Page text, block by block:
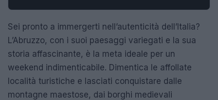
Sei pronto a immergerti nell’autenticità dell’Italia?
L’Abruzzo, con i suoi paesaggi variegati e la sua
storia affascinante, è la meta ideale per un
weekend indimenticabile. Dimentica le affollate
località turistiche e lasciati conquistare dalle
montagne maestose, dai borghi medievali